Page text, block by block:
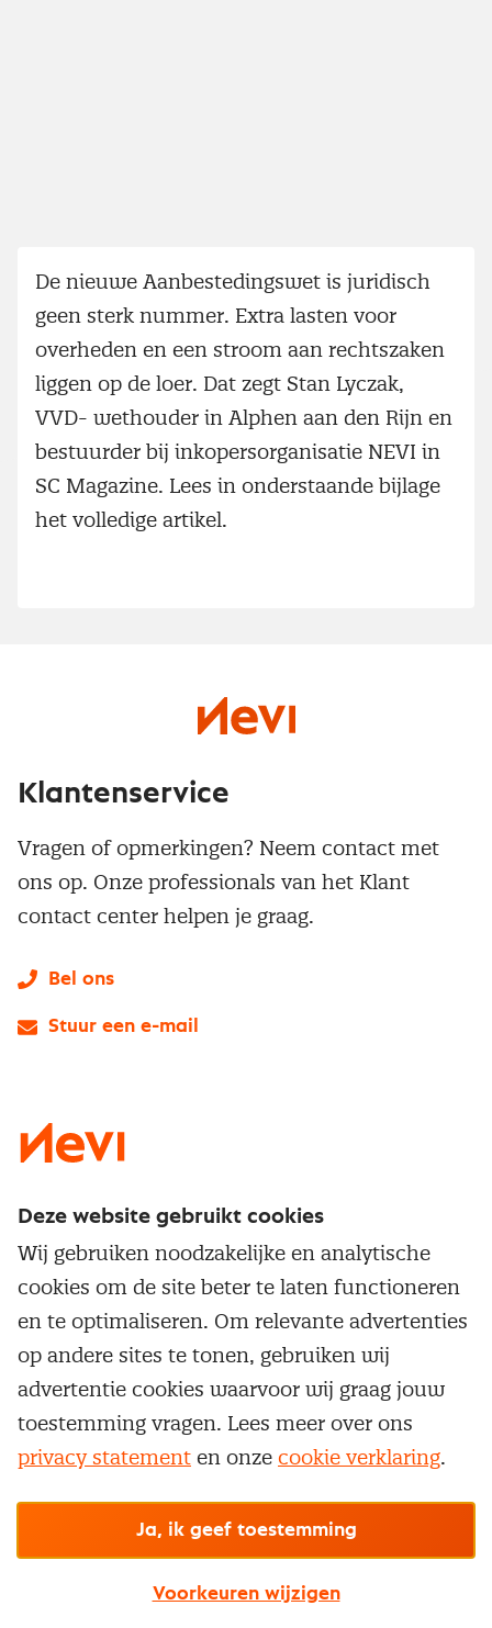
De nieuwe Aanbestedingswet is juridisch
geen sterk nummer. Extra lasten voor
overheden en een stroom aan rechtszaken
liggen op de loer. Dat zegt Stan Lyczak,
VVD- wethouder in Alphen aan den Rijn en
bestuurder bij inkopersorganisatie NEVI in
SC Magazine. Lees in onderstaande bijlage
het volledige artikel.
Service & contact
Over inkoop
Netwerk en communities
Aanmelden nieuwsbrief
Word lid van Nevi
Inkoop vacatures
Opzeggen lidmaatschap
Populaire thema's
Aanbesteden
Contractmanagement
Kostenmanagement
Onderhandelen
Supply management
Opleidingen en trainingen
Trainingen
Opleidingen
Maatwerk
Vrijstellingen
Klantenservice
Vragen of opmerkingen? Neem contact met
ons op. Onze professionals van het Klant
contact center helpen je graag.
Bel ons
Stuur een e-mail
Cookievoorkeuren beherenOnzealgemene
© Nevi.nl
Deze website gebruikt cookies
Wij gebruiken noodzakelijke en analytische
cookies om de site beter te laten functioneren
en te optimaliseren. Om relevante advertenties
op andere sites te tonen, gebruiken wij
advertentie cookies waarvoor wij graag jouw
toestemming vragen. Lees meer over ons
privacy statement en onze cookie verklaring.
Ja, ik geef toestemming
Voorkeuren wijzigen